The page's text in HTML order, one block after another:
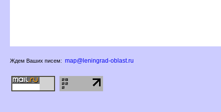
Ждем Ваших писем: map@leningrad-oblast.ru